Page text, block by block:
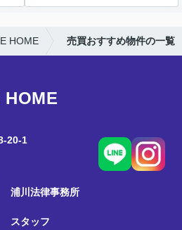
HOME 売買おすすめ物件の一覧
HOME
20-1
浦川法律事務所
スタッフ